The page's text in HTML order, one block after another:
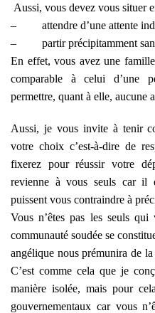
Aussi, vous devez vous situer
–
attendre d’une attente
–
partir précipitamment
En effet, vous avez une
comparable à celui d’une
permettre, quant à elle, aucune
Aussi, je vous invite à tenir
votre choix c’est-à-dire de
fixerez pour réussir votre
revienne à vous seuls car il
puissent vous contraindre à
Vous n’êtes pas les seuls
communauté soudée se
angélique nous prémunira de
C’est comme cela que je
manière isolée, mais pour
gouvernementaux car vous